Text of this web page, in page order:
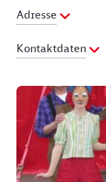
Adresse
Kontaktdaten
Fax:+49
E-Mail Adresse:
Webseite: